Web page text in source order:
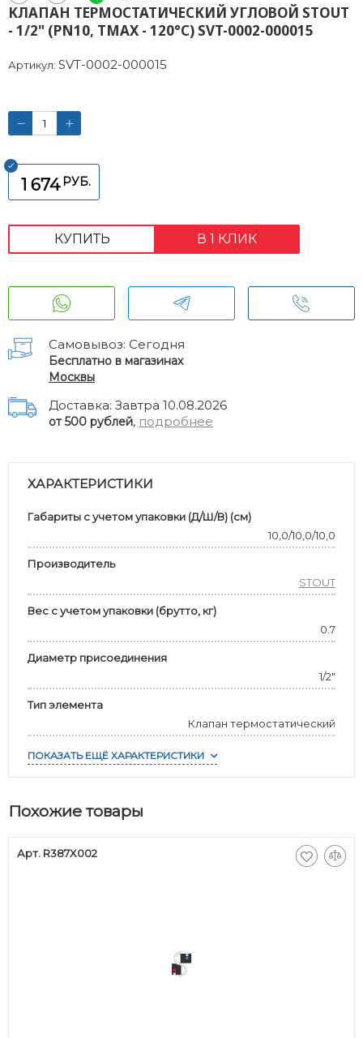
КЛАПАН ТЕРМОСТАТИЧЕСКИЙ УГЛОВОЙ STOUT
- 1/2" (PN10, TMAX - 120°С) SVT-0002-000015
Артикул: SVT-0002-000015
1 674 РУБ.
КУПИТЬ В 1 КЛИК
Самовывоз: Сегодня
Бесплатно в магазинах
Москвы
Доставка: Завтра 10.08.2026
от 500 рублей, подробнее
ХАРАКТЕРИСТИКИ
Габариты с учетом упаковки (Д/Ш/В) (см)
10,0/10,0/10,0
Производитель
STOUT
Вес с учетом упаковки (брутто, кг)
0.7
Диаметр присоединения
1/2"
Тип элемента
Клапан термостатический
ПОКАЗАТЬ ЕЩЁ ХАРАКТЕРИСТИКИ
Похожие товары
Арт. R387X002